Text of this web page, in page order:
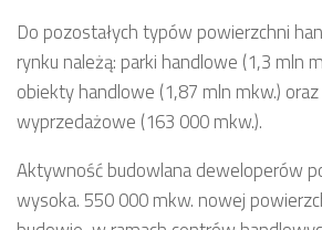
Do pozostałych typów powierzchni
rynku należą: parki handlowe (1,3 mln
obiekty handlowe (1,87 mln mkw.)
wyprzedażowe (163 000 mkw.).
Aktywność budowlana deweloperów
wysoka. 550 000 mkw. nowej